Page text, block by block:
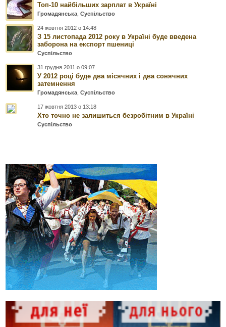
Топ-10 найбільших зарплат в Україні
Громадянська ,Суспільство
24 жовтня 2012 о 14:48
З 15 листопада 2012 року в Україні буде введена
заборона на експорт пшениці
Суспільство
31 грудня 2011 о 09:07
У 2012 році буде два місячних і два сонячних
затемнення
Громадянська ,Суспільство
17 жовтня 2013 о 13:18
Хто точно не залишиться безробітним в Україні
Суспільство